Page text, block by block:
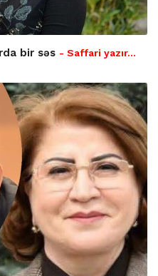
bir səs - Saffari yazır…